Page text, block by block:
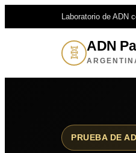
Laboratorio de ADN
🧬 ADN
PRUEBA DE